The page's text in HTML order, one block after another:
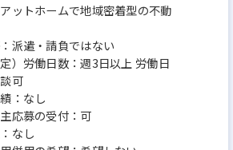
ットホームで地域密着型の不動
派遣・請負ではない
）労働日数：週3日以上 労働日
可
：なし
応募の受付：可
なし